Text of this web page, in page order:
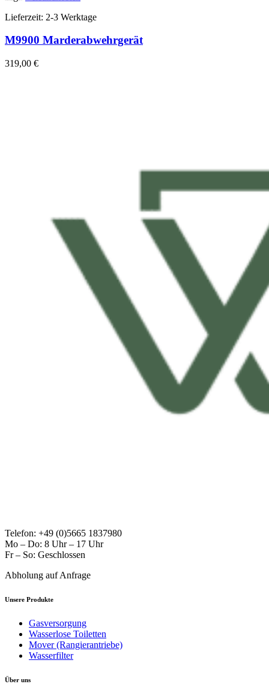
Lieferzeit: 2-3 Werktage
M9900 Marderabwehrgerät
319,00 €
Telefon: +49 (0)5665 1837980
Mo – Do: 8 Uhr – 17 Uhr
Fr – So: Geschlossen
Abholung auf Anfrage
Unsere Produkte
Gasversorgung
Wasserlose Toiletten
Mover (Rangierantriebe)
Wasserfilter
Über uns